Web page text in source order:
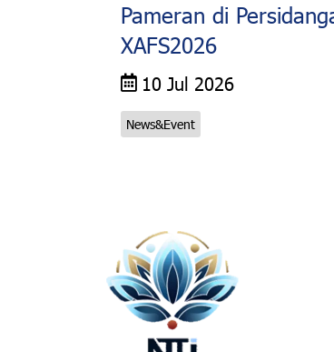
Pameran di
XAFS2026
10 Jul 2026
News&Event